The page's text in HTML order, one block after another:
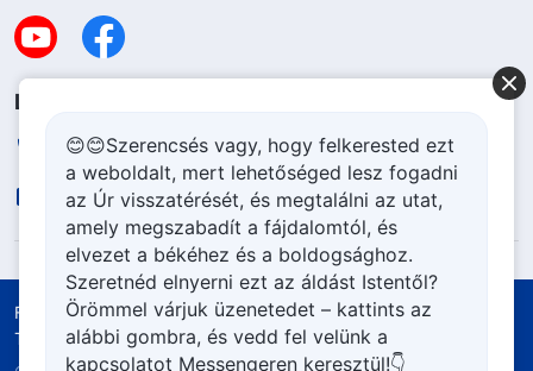
Lépjen kapcsolatba velünk
+36-70-207-6063
contact.hu@godfootsteps.org
Felhasználási feltételek
Adatvédelmi szabályzat
Tulajdonjog elismerése
Cookie szabályzat
😊😊Szerencsés vagy, hogy felkerested ezt
a weboldalt, mert lehetőséged lesz fogadni
az Úr visszatérését, és megtalálni az utat,
amely megszabadít a fájdalomtól, és
elvezet a békéhez és a boldogsághoz.
Szeretnéd elnyerni ezt az áldást Istentől?
Örömmel várjuk üzenetedet – kattints az
alábbi gombra, és vedd fel velünk a
kapcsolatot Messengeren keresztül!👇